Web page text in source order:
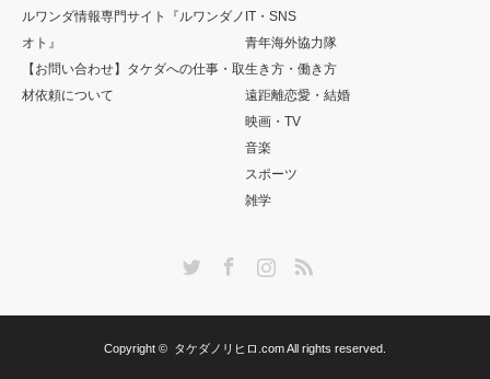
ルワンダ情報専門サイト『ルワンダノ
オト』
【お問い合わせ】タケダへの仕事・取
材依頼について
IT・SNS
青年海外協力隊
生き方・働き方
遠距離恋愛・結婚
映画・TV
音楽
スポーツ
雑学
Copyright © タケダノリヒロ.comAll rights reserved.